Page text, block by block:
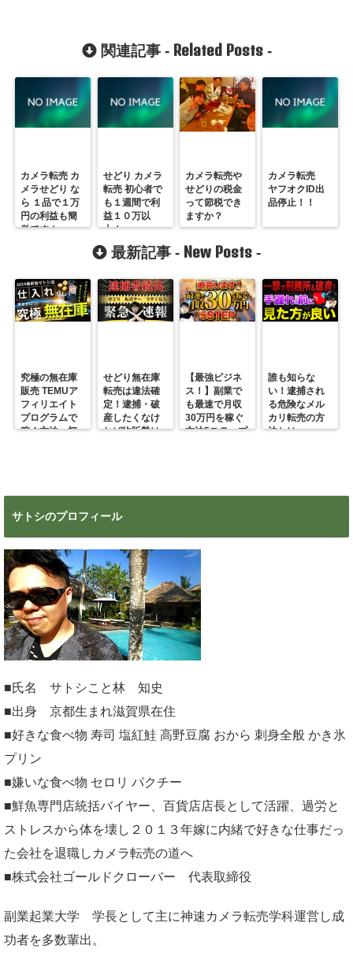
関連記事 - Related Posts-
カメラ転売 カ
メラせどり な
ら １品で１万
円の利益も簡
単です！
せどり カメラ
転売 初心者で
も１週間で利
益１０万以
上！
カメラ転売や
せどりの税金
って節税でき
ますか？
カメラ転売
ヤフオクID出
品停止！！
最新記事 - New Posts -
究極の無在庫
販売 TEMUア
フィリエイト
プログラムで
稼ぐ方法 初
せどり無在庫
転売は違法確
定！逮捕・破
産したくなけ
れば物販勢は
【最強ビジネ
ス！】副業で
も最速で月収
30万円を稼ぐ
方法5ステップ
誰も知らな
い！逮捕され
る危険なメル
カリ転売の方
法とは
サトシのプロフィール
■氏名 サトシこと林 知史
■出身 京都生まれ滋賀県在住
■好きな食べ物 寿司 塩紅鮭 高野豆腐 おから 刺身全般 かき氷
プリン
■嫌いな食べ物 セロリ パクチー
■鮮魚専門店統括バイヤー、百貨店店長として活躍、過労と
ストレスから体を壊し２０１３年嫁に内緒で好きな仕事だっ
た会社を退職しカメラ転売の道へ
■株式会社ゴールドクローバー 代表取締役
副業起業大学 学長として主に神速カメラ転売学科運営し成
功者を多数輩出。